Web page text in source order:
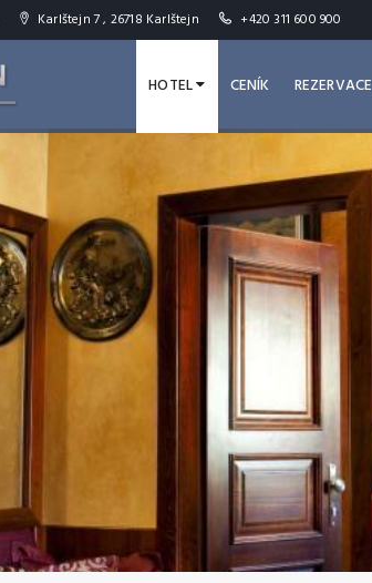
Karlštejn 7 , 26718 Karlštejn +420 311 600 900
HOTEL CENÍK REZERVACE